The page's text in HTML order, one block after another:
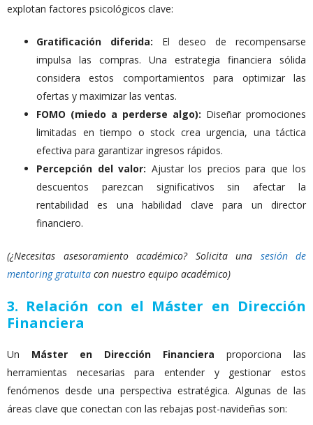
explotan factores psicológicos clave:
Gratificación diferida: El deseo de recompensarse
impulsa las compras. Una estrategia financiera sólida
considera estos comportamientos para optimizar las
ofertas y maximizar las ventas.
FOMO (miedo a perderse algo): Diseñar promociones
limitadas en tiempo o stock crea urgencia, una táctica
efectiva para garantizar ingresos rápidos.
Percepción del valor: Ajustar los precios para que los
descuentos parezcan significativos sin afectar la
rentabilidad es una habilidad clave para un director
financiero.
(¿Necesitas asesoramiento académico? Solicita una sesión de
mentoring gratuita con nuestro equipo académico)
3. Relación con el Máster en Dirección
Financiera
Un Máster en Dirección Financiera proporciona las
herramientas necesarias para entender y gestionar estos
fenómenos desde una perspectiva estratégica. Algunas de las
áreas clave que conectan con las rebajas post-navideñas son: